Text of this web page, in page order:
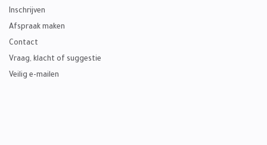
Inschrijven
Afspraak maken
Contact
Vraag, klacht of suggestie
Veilig e-mailen